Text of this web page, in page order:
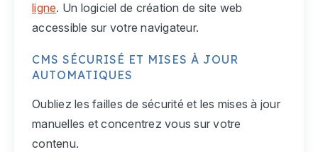
ligne. Un logiciel de création de site web
accessible sur votre navigateur.
CMS SÉCURISÉ ET MISES À JOUR
AUTOMATIQUES
Oubliez les failles de sécurité et les mises à jour
manuelles et concentrez vous sur votre
contenu.